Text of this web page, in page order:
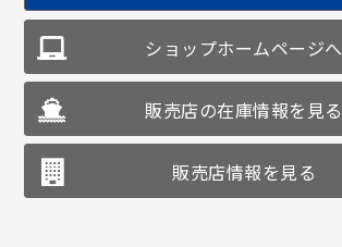
ショップホームページへ
販売店の在庫情報を見る
販売店情報を見る